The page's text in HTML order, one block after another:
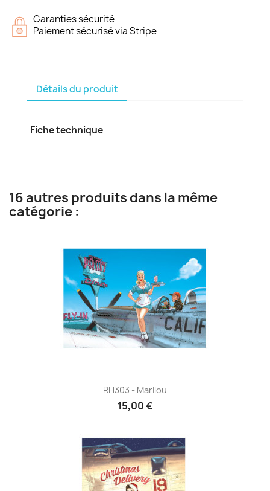
Garanties sécurité
Paiement sécurisé via Stripe
Détails du produit
Fiche technique
16 autres produits dans la même
catégorie :
RH303 - Marilou
15,00 €